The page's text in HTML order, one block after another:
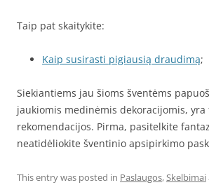
Taip pat skaitykite:
Kaip susirasti pigiausią draudimą;
Siekiantiems jau šioms šventėms
jaukiomis medinėmis dekoracijomis,
rekomendacijos. Pirma, pasitelkite
neatidėliokite šventinio apsipirkimo
This entry was posted in Paslaugos,Skelbimai